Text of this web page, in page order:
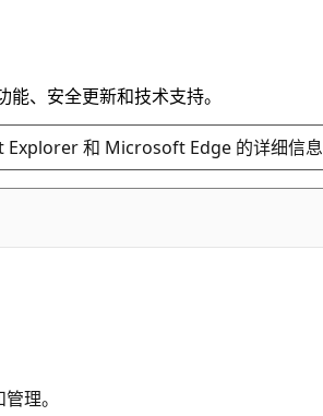
、安全更新和技术支持。
和 Microsoft Edge 的详细信息
理。